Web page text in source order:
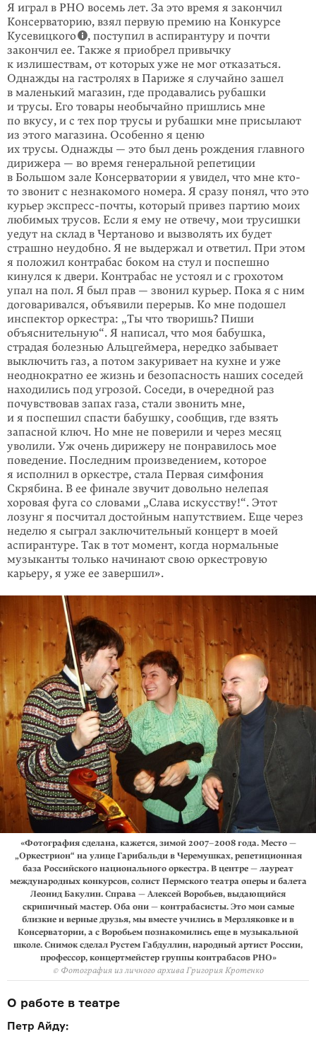
Я играл в РНО восемь лет. За это время я закончил
Консерваторию, взял первую премию на Конкурсе
Кусевицкого
, поступил в аспирантуру и почти
закончил ее. Также я приобрел привычку
к излишествам, от которых уже не мог отказаться.
Однажды на гастролях в Париже я случайно зашел
в маленький магазин, где продавались рубашки
и трусы. Его товары необычайно пришлись мне
по вкусу, и с тех пор трусы и рубашки мне присылают
из этого магазина. Особенно я ценю
их трусы. Однажды — это был день рождения главного
дирижера — во время генеральной репетиции
в Большом зале Консерватории я увидел, что мне кто-
то звонит с незнакомого номера. Я сразу понял, что это
курьер экспресс-почты, который привез партию моих
любимых трусов. Если я ему не отвечу, мои трусишки
уедут на склад в Чертаново и вызволять их будет
страшно неудобно. Я не выдержал и ответил. При этом
я положил контрабас боком на стул и поспешно
кинулся к двери. Контрабас не устоял и с грохотом
упал на пол. Я был прав — звонил курьер. Пока я с ним
договаривался, объявили перерыв. Ко мне подошел
инспектор оркестра: „Ты что творишь? Пиши
объяснительную“. Я написал, что моя бабушка,
страдая болезнью Альцгеймера, нередко забывает
выключить газ, а потом закуривает на кухне и уже
неоднократно ее жизнь и безопасность наших соседей
находились под угрозой. Соседи, в очередной раз
почувствовав запах газа, стали звонить мне,
и я поспешил спасти бабушку, сообщив, где взять
запасной ключ. Но мне не поверили и через месяц
уволили. Уж очень дирижеру не понравилось мое
поведение. Последним произведением, которое
я исполнил в оркестре, стала Первая симфония
Скрябина. В ее финале звучит довольно нелепая
хоровая фуга со словами „Слава искусству!“. Этот
лозунг я посчитал достойным напутствием. Еще через
неделю я сыграл заключительный концерт в моей
аспирантуре. Так в тот момент, когда нормальные
музыканты только начинают свою оркестровую
карьеру, я уже ее завершил».
«Фотография сделана, кажется, зимой 2007–2008 года. Место —
„Оркестрион“ на улице Гарибальди в Черемушках, репетиционная
база Российского национального оркестра. В центре — лауреат
международных конкурсов, солист Пермского театра оперы и балета
Леонид Бакулин. Справа — Алексей Воробьев, выдающийся
скрипичный мастер. Оба они — контрабасисты. Это мои самые
близкие и верные друзья, мы вместе учились в Мерзляковке и в
Консерватории, а с Воробьем познакомились еще в музыкальной
школе. Снимок сделал Рустем Габдуллин, народный артист России,
профессор, концертмейстер группы контрабасов РНО»
© Фотография из личного архива Григория Кротенко
О работе в театре
Петр Айду: